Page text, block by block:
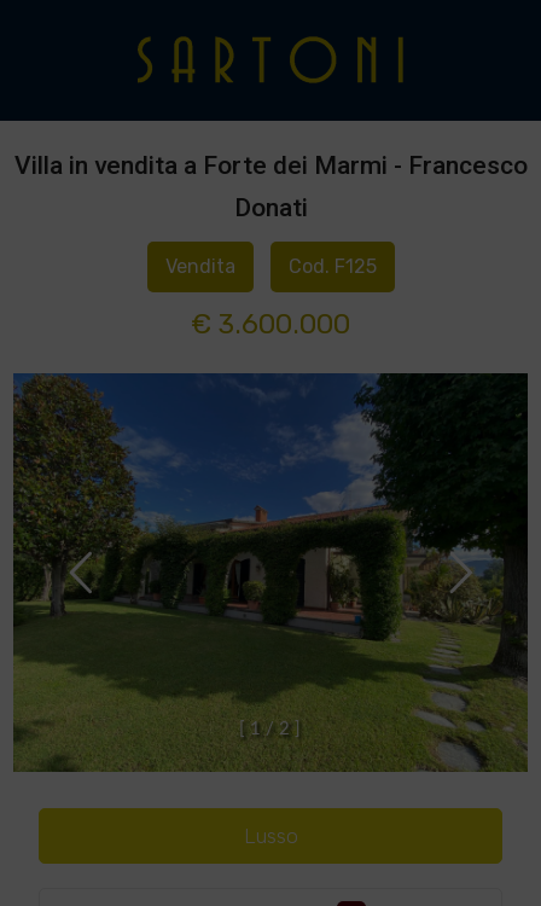
Villa in vendita a Forte dei Marmi - Francesco
Donati
Vendita Cod. F125
€ 3.600.000
1 / 2
Lusso